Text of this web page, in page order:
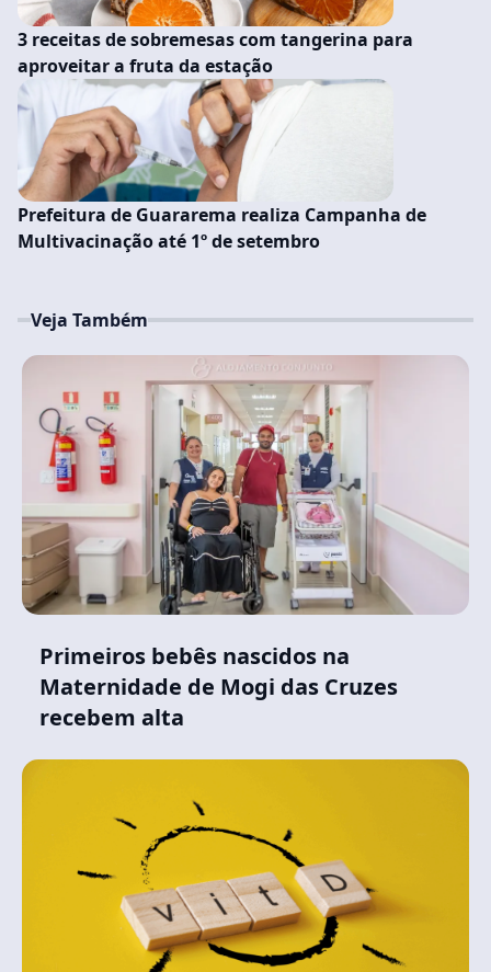
3 receitas de sobremesas com tangerina para
aproveitar a fruta da estação
Prefeitura de Guararema realiza Campanha de
Multivacinação até 1º de setembro
Veja Também
Primeiros bebês nascidos na
Maternidade de Mogi das Cruzes
recebem alta